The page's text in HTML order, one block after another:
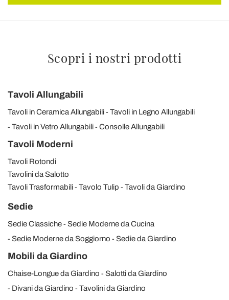
Scopri i nostri prodotti
Tavoli Allungabili
Tavoli in Ceramica Allungabili
Tavoli in Legno Allungabili
Tavoli in Vetro Allungabili
Consolle Allungabili
Tavoli Moderni
Tavoli Rotondi
Tavolini da Salotto
Tavoli Trasformabili
Tavolo Tulip Tavoli da Giardino
Sedie
Sedie Classiche
Sedie Moderne da Cucina
Sedie Moderne da Soggiorno
Sedie da Giardino
Mobili da Giardino
Chaise-Longue da Giardino
Salotti da Giardino
Divani da Giardino
Tavolini da Giardino